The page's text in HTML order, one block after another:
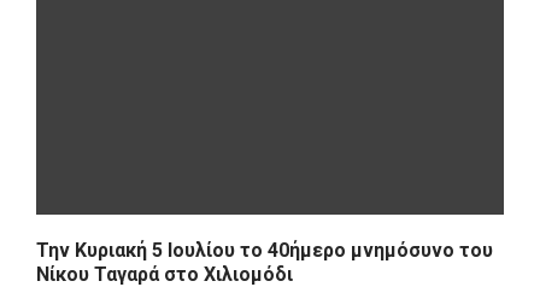
Την Κυριακή 5 Ιουλίου το 40ήμερο μνημόσυνο του
Νίκου Ταγαρά στο Χιλιομόδι